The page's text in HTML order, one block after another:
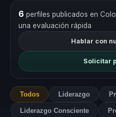
6 perfiles publicados en
una evaluación rápida
Hablar con
Solicitar
Todos Liderazgo
Liderazgo Consciente